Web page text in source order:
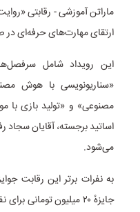
ماراتن آموزشی - رقابتی
ارتقای مهارت‌های حرفه‌ای
این رویداد شامل
«سناریونویسی با هوش
مصنوعی» و «تولید بازی با
اساتید برجسته، آقایان
می‌شود.
به نفرات برتر این رقابت